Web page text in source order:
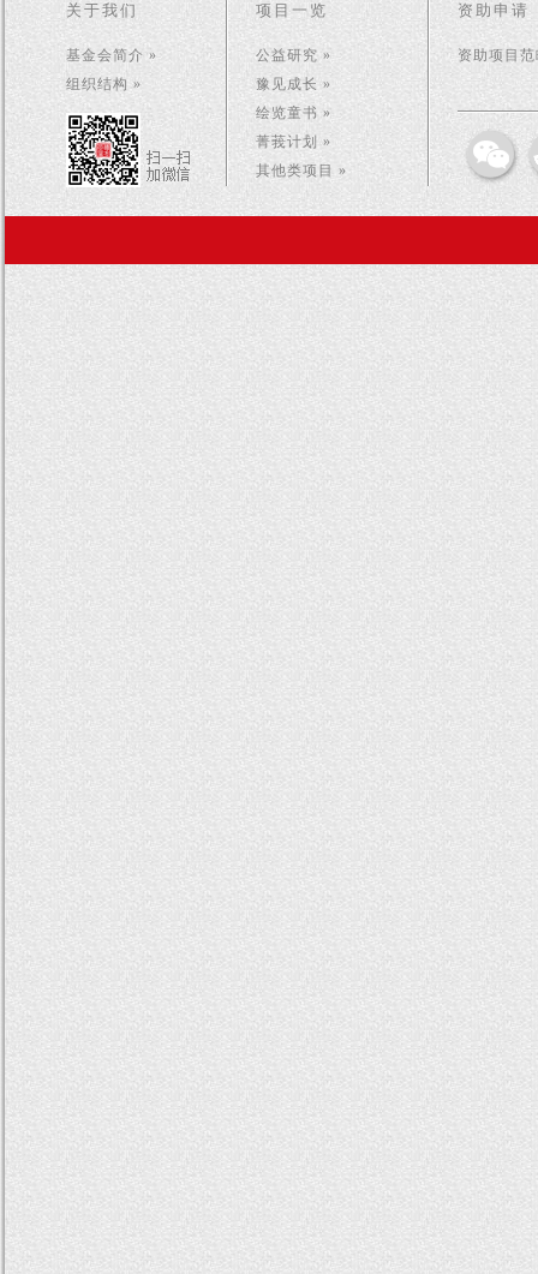
关于我们
基金会简介 »
组织结构 »
项目一览
公益研究 »
豫见成长 »
绘览童书 »
菁莪计划 »
其他类项目 »
资助申请
资助项目